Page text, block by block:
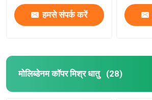
हमसे संपर्क करें
मोलिब्डेनम कॉपर मिश्र धातु (28)